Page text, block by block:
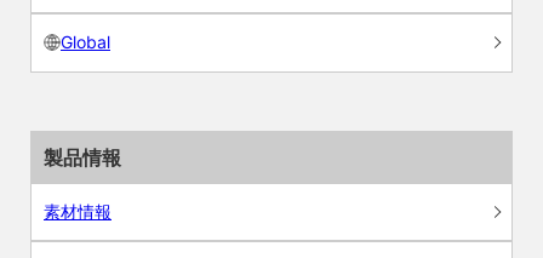
Global
製品情報
素材情報